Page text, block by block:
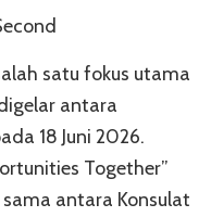
satu fokus utama
antara
18 Juni 2026.
Together”
antara Konsulat